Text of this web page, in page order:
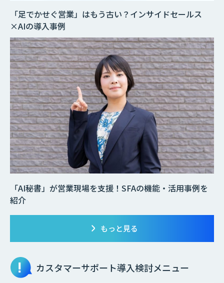
「AI秘書」が営業現場を支援！SFAの機能・活用事例を
紹介
「足でかせぐ営業」はもう古い？インサイドセールス
×AIの導入事例
もっと見る
カスタマーサポート導入検討メニュー